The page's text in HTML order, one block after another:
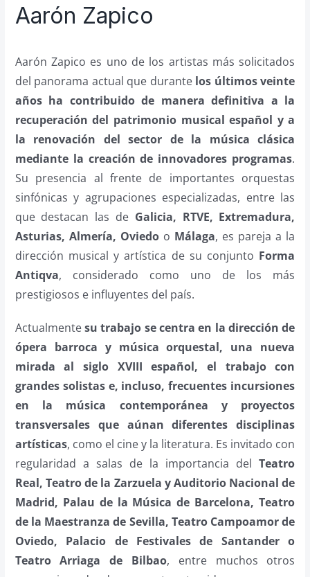
Aarón Zapico
Aarón Zapico es uno de los artistas más solicitados
del panorama actual que durante los últimos veinte
años ha contribuido de manera definitiva a la
recuperación del patrimonio musical español y a
la renovación del sector de la música clásica
mediante la creación de innovadores programas.
Su presencia al frente de importantes orquestas
sinfónicas y agrupaciones especializadas, entre las
que destacan las de Galicia, RTVE, Extremadura,
Asturias, Almería, Oviedo o Málaga, es pareja a la
dirección musical y artística de su conjunto Forma
Antiqva, considerado como uno de los más
prestigiosos e influyentes del país.
Actualmentesu trabajo se centra en la dirección de
ópera barroca y música orquestal, una nueva
mirada al siglo XVIII español, el trabajo con
grandes solistas e, incluso, frecuentes incursiones
en la música contemporánea y proyectos
transversales que aúnan diferentes disciplinas
artísticas, como el cine y la literatura. Es invitado con
regularidad a salas de la importancia delTeatro
Real, Teatro de la Zarzuela y Auditorio Nacional de
Madrid, Palau de la Música de Barcelona, Teatro
de la Maestranza de Sevilla, Teatro Campoamor de
Oviedo, Palacio de Festivales de Santander o
Teatro Arriaga de Bilbao, entre muchos otros